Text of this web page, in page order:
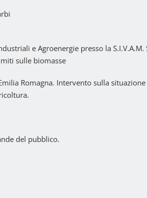
e Agroenergie presso la S.I.V.A.M.
sulle biomasse
Romagna. Intervento sulla situazione
del pubblico.